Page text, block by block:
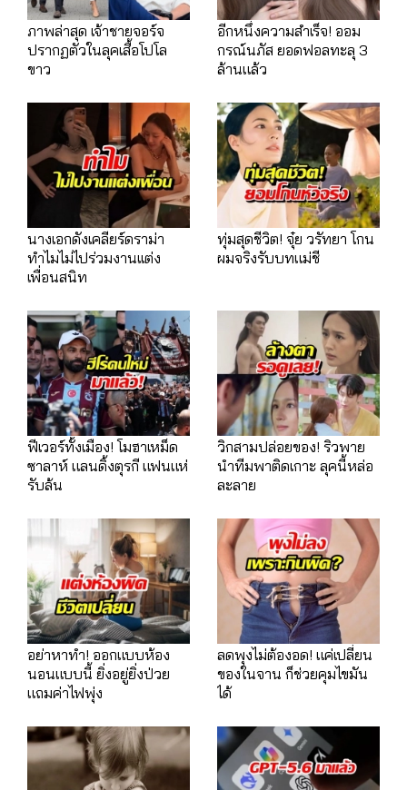
ภาพล่าสุด เจ้าชายจอร์จ
ปรากฏตัวในลุคเสื้อโปโล
ขาว
อีกหนึ่งความสำเร็จ! ออม
กรณ์นภัส ยอดฟอลทะลุ 3
ล้านแล้ว
นางเอกดังเคลียร์ดราม่า
ทำไมไม่ไปร่วมงานเเต่ง
เพื่อนสนิท
ทุ่มสุดชีวิต! จุ๋ย วรัทยา โกน
ผมจริงรับบทแม่ชี
ฟีเวอร์ทั้งเมือง! โมฮาเหม็ด
ซาลาห์ แลนดิ้งตุรกี แฟนแห่
รับล้น
วิกสามปล่อยของ! ริวพาย
นำทีมพาติดเกาะ ลุคนี้หล่อ
ละลาย
อย่าหาทำ! ออกแบบห้อง
นอนแบบนี้ ยิ่งอยู่ยิ่งป่วย
แถมค่าไฟพุ่ง
ลดพุงไม่ต้องอด! แค่เปลี่ยน
ของในจาน ก็ช่วยคุมไขมัน
ได้